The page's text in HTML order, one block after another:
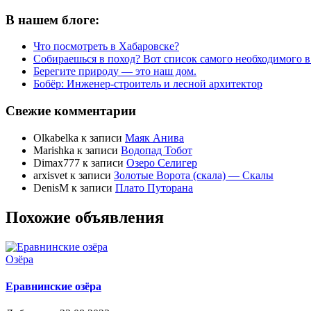
В нашем блоге:
Что посмотреть в Хабаровске?
Собираешься в поход? Вот список самого необходимого
Берегите природу — это наш дом.
Бобёр: Инженер-строитель и лесной архитектор
Свежие комментарии
Olkabelka к записи Маяк Анива
Marishka к записи Водопад Тобот
Dimax777 к записи Озеро Селигер
arxisvet к записи Золотые Ворота (скала) — Скалы
DenisM к записи Плато Путорана
Похожие объявления
Озёра
Еравнинские озёра